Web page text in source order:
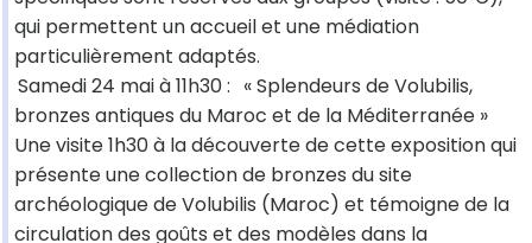
qui permettent un accueil et une médiation
particulièrement adaptés.
Samedi 24 mai à 11h30 : « Splendeurs de Volubilis,
bronzes antiques du Maroc et de la Méditerranée »
Une visite 1h30 à la découverte de cette exposition qui
présente une collection de bronzes du site
archéologique de Volubilis (Maroc) et témoigne de la
circulation des goûts et des modèles dans la